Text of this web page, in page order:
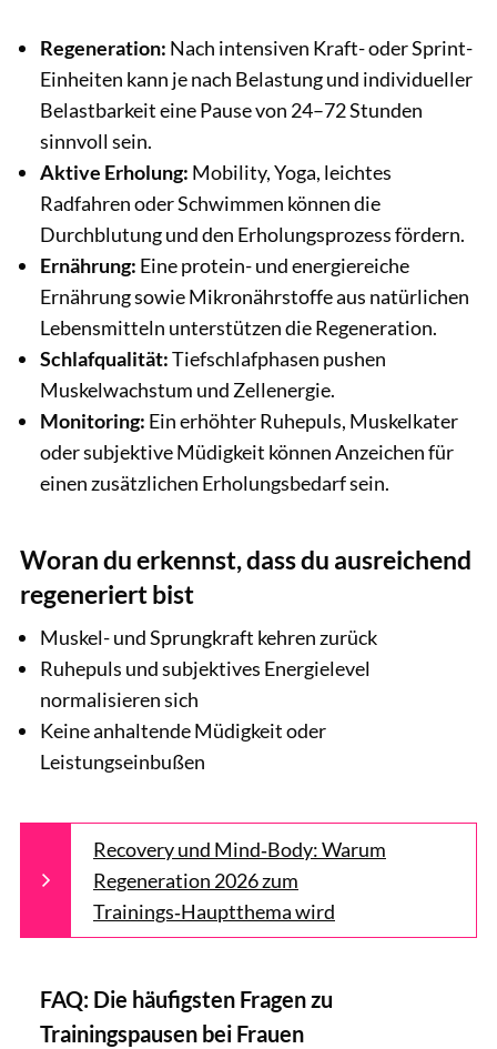
Regeneration: Nach intensiven Kraft- oder Sprint-
Einheiten kann je nach Belastung und individueller
Belastbarkeit eine Pause von 24–72 Stunden
sinnvoll sein.
Aktive Erholung: Mobility, Yoga, leichtes
Radfahren oder Schwimmen können die
Durchblutung und den Erholungsprozess fördern.
Ernährung: Eine protein- und energiereiche
Ernährung sowie Mikronährstoffe aus natürlichen
Lebensmitteln unterstützen die Regeneration.
Schlafqualität:Tiefschlafphasen pushen
Muskelwachstum und Zellenergie.
Monitoring: Ein erhöhter Ruhepuls, Muskelkater
oder subjektive Müdigkeit können Anzeichen für
einen zusätzlichen Erholungsbedarf sein.
Woran du erkennst, dass du ausreichend
regeneriert bist
Muskel- und Sprungkraft kehren zurück
Ruhepuls und subjektives Energielevel
normalisieren sich
Keine anhaltende Müdigkeit oder
Leistungseinbußen
Recovery und Mind‑Body: Warum
Regeneration 2026 zum
Trainings‑Hauptthema wird
FAQ: Die häufigsten Fragen zu
Trainingspausen bei Frauen